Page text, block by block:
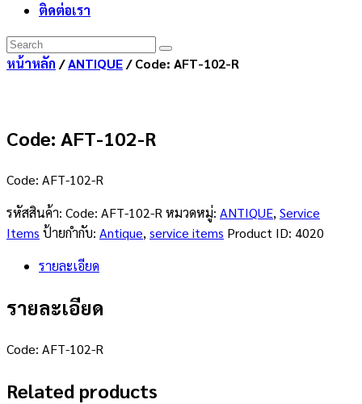
ติดต่อเรา
หน้าหลัก /ANTIQUE/ Code: AFT-102-R
Code: AFT-102-R
Code: AFT-102-R
รหัสสินค้า: Code: AFT-102-R หมวดหมู่: ANTIQUE, Service
Items ป้ายกำกับ: Antique, service items Product ID: 4020
รายละเอียด
รายละเอียด
Code: AFT-102-R
Related products